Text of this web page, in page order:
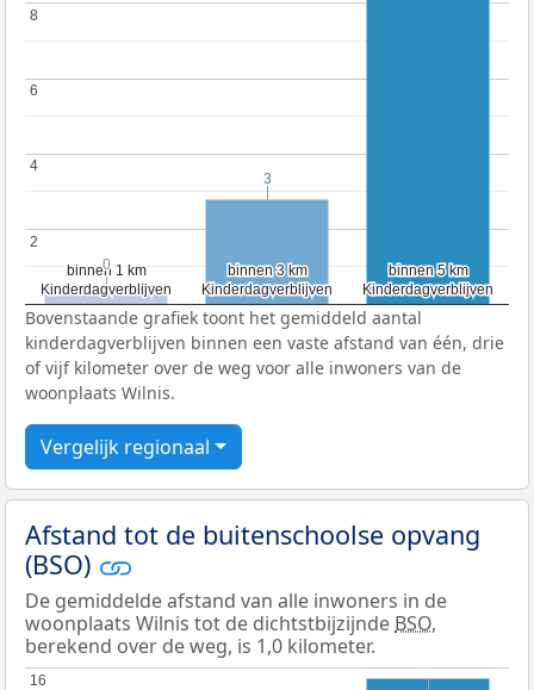
Kinderdagverblijven
Kinderdagverblijven
binnen 1 km
binnen 1 km
Kinderdagverblijven
Kinderdagverblijven
binnen 3 km
binnen 3 km
Kinderdagverblijven
Kinderdagverblijven
binnen 5 km
binnen 5 km
2
2
4
4
6
6
8
8
0
0
3
3
Bovenstaande grafiek toont het gemiddeld aantal
kinderdagverblijven binnen een vaste afstand van één, drie
of vijf kilometer over de weg voor alle inwoners van de
woonplaats Wilnis.
Vergelijk regionaal
Afstand tot de buitenschoolse opvang
(BSO)
De gemiddelde afstand van alle inwoners in de
woonplaats Wilnis tot de dichtstbijzijnde BSO,
berekend over de weg, is 1,0 kilometer.
16
16